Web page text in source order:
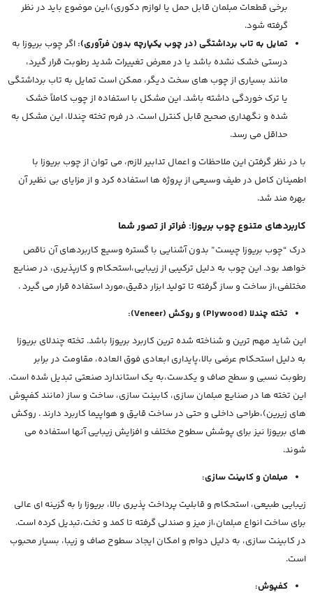
برخی قطعات مبلمان قابل حمل یا لوازم دکوری)،این موضوع باید در نظر
گرفته شود.
تمایل به تاب برداشتگی (در چوب یکپارچه بدون فرآوری): اگر چوب بریوزا به
درستی خشک نشده باشد یا در معرض تغییرات شدید رطوبت قرار گیرد،
مانند بسیاری از چوب های سخت دیگر، ممکن است تمایل به تاب برداشتگی
یا ترک خوردگی داشته باشد. این مشکل با استفاده از چوب کاملاً خشک
شده و نگهداری صحیح قابل کنترل است. در فرم تخته چندلا، این مشکل به
حداقل می رسد.
با در نظر گرفتن این ملاحظات و اعمال تدابیر لازم، می توان از چوب بریوزا با
اطمینان کامل در طیف وسیعی از پروژه ها استفاده کرد و از مزایای بی نظیر آن
بهره مند شد.
کاربردهای متنوع چوب بریوزا: فراتر از تصور شما
درک “چوب بریوزا چیست” بدون آشنایی با گستره وسیع کاربردهای آن ناقص
خواهد بود. این چوب به دلیل ترکیبی از زیبایی،استحکام و کارپذیری، در صنایع
مختلفی،از ساخت و ساز گرفته تا تولید ابزار دقیق،مورد استفاده قرار می گیرد .
تخته چندلا (Plywood) و روکش (Veneer):
این شاید مهم ترین و شناخته شده ترین کاربرد بریوزا باشد. تخته چندلای بریوزا
به دلیل استحکام عرضی بالا،پایداری ابعادی فوق العاده، مقاومت در برابر
رطوبت نسبی و سطح صاف و یکدست،به یک استاندارد صنعتی تبدیل شده است.
این تخته ها در صنایع مبلمان سازی، کابینت سازی، ساخت و ساز (مانند کفپوش
های زیرین)،طراحی داخلی و حتی در ساخت قایق و هواپیما کاربرد دارند . روکش
های بریوزا نیز برای پوشش سطوح مختلف و افزایش زیبایی آنها استفاده می
شوند.
مبلمان و کابینت سازی:
زیبایی طبیعی، استحکام و قابلیت پرداخت پذیری بالا، بریوزا را به گزینه ای عالی
برای ساخت انواع مبلمان،از میز و صندلی گرفته تا کمد و تخت،تبدیل کرده است.
در کابینت سازی، به دلیل دوام و امکان ایجاد سطوح صاف و زیبا، بسیار محبوب
است.
کفپوش: